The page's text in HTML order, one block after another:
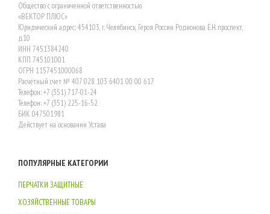
Общество с ограниченной ответственностью
«ВЕКТОР ПЛЮС»
Юридический адрес: 454103, г. Челябинск, Героя России Родионова Е.Н. проспект,
д.10
ИНН 7451384240
КПП 745101001
ОГРН 1157451000068
Расчётный счет № 407 028 103 6401 00 00 617
Телефон: +7 (351) 717-01-24
Телефон: +7 (351) 225-16-52
БИК 047501981
Действует на основании Устава
ПОПУЛЯРНЫЕ КАТЕГОРИИ
ПЕРЧАТКИ ЗАЩИТНЫЕ
ХОЗЯЙСТВЕННЫЕ ТОВАРЫ